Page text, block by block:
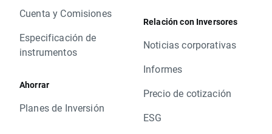
Cuenta y Comisiones
Especificación de
instrumentos
Ahorrar
Planes de Inversión
Relación con Inversores
Noticias corporativas
Informes
Precio de cotización
ESG